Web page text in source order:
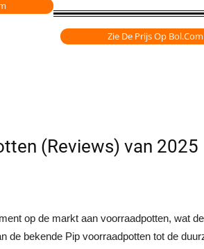
Zie De Prijs Op Bol.com
(Reviews) van 2025
op de markt aan voorraadpotten, wat
de bekende Pip voorraadpotten tot de